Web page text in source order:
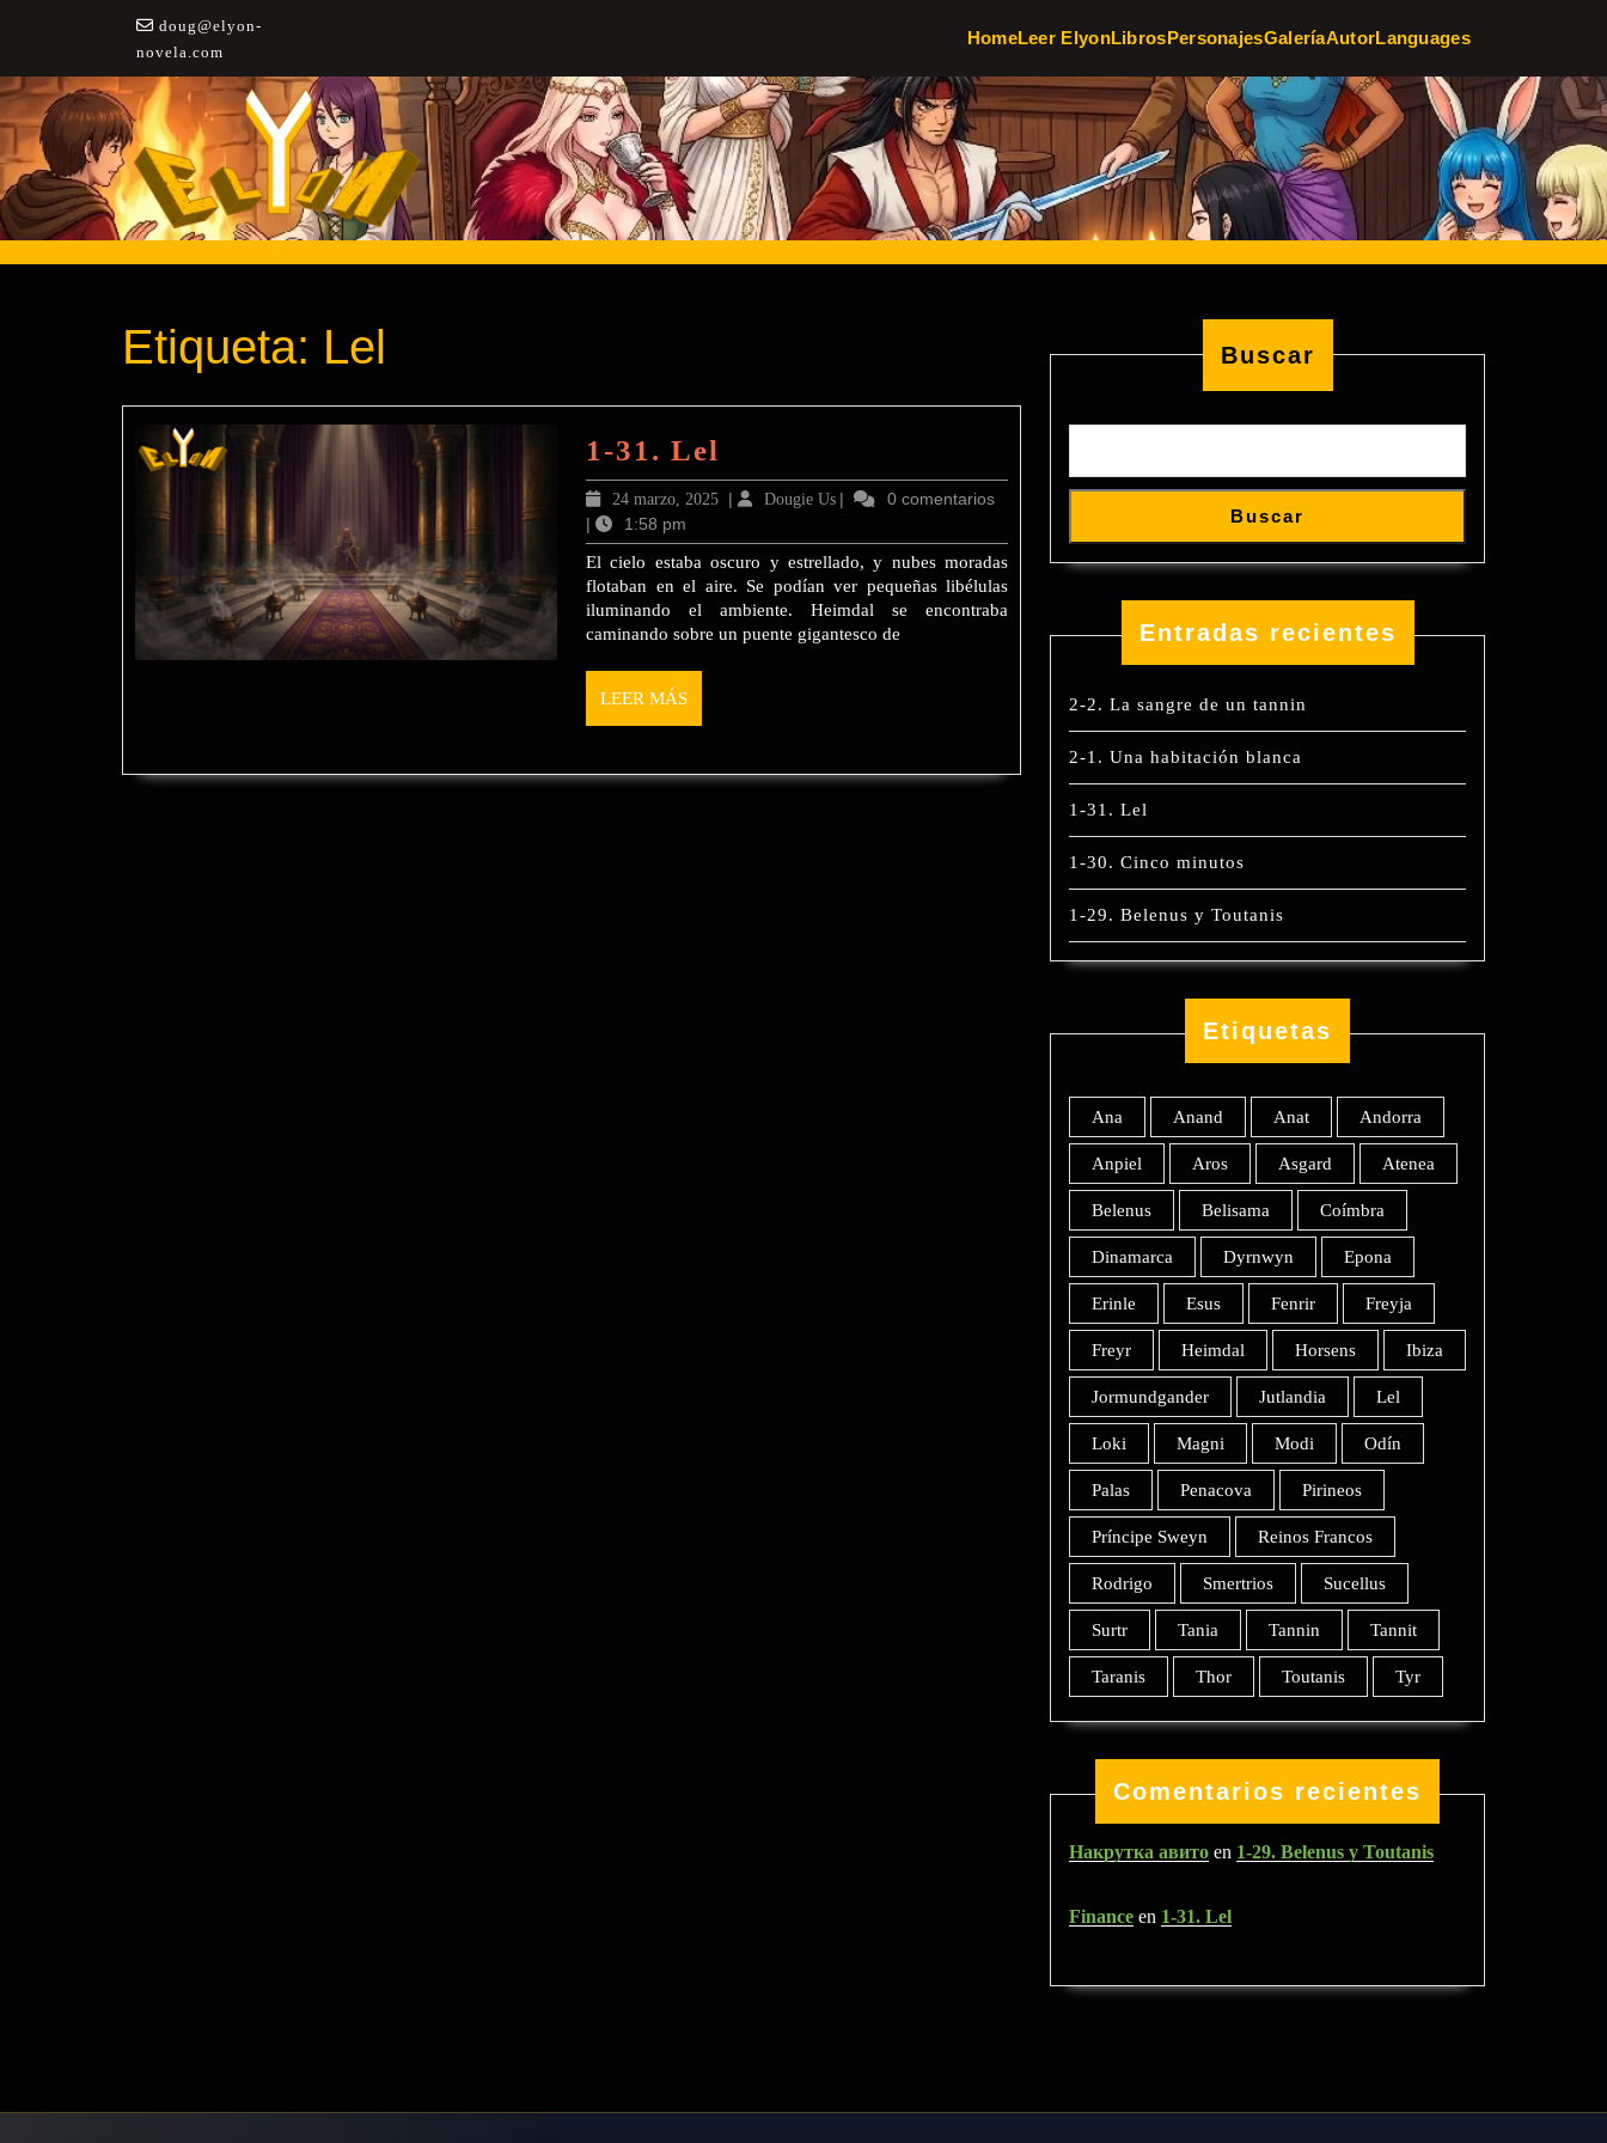
doug@elyon-
novela.com
HomeLeer ElyonLibrosPersonajesGaleríaAutorLanguages
Etiqueta: Lel
1-31. Lel
31.
Lel
24 marzo, 202524
2025
| Dougie UsDougie
|
0 comentarios
|
1:58 pm
El cielo estaba oscuro y estrellado, y nubes moradas
flotaban en el aire. Se podían ver pequeñas libélulas
iluminando el ambiente. Heimdal se encontraba
caminando sobre un puente gigantesco de
LEER MÁSLEER
MÁS
Buscar
Buscar
Entradas recientes
2-2. La sangre de un tannin
2-1. Una habitación blanca
1-31. Lel
1-30. Cinco minutos
1-29. Belenus y Toutanis
Etiquetas
Ana Anand Anat Andorra
Anpiel Aros Asgard Atenea
Belenus Belisama Coímbra
Dinamarca Dyrnwyn Epona
Erinle Esus Fenrir Freyja
Freyr Heimdal Horsens Ibiza
Jormundgander Jutlandia Lel
Loki Magni Modi Odín
Palas Penacova Pirineos
Príncipe Sweyn Reinos Francos
Rodrigo Smertrios Sucellus
Surtr Tania Tannin Tannit
Taranis Thor Toutanis Tyr
Comentarios recientes
Накрутка авито en 1-29. Belenus y Toutanis
Finance en 1-31. Lel